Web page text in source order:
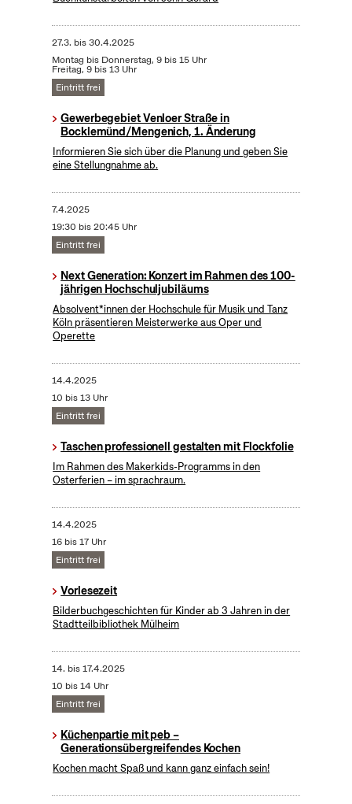
27.3. bis30.4.2025
Montag bis Donnerstag, 9 bis 15 Uhr
Freitag, 9 bis 13 Uhr
Eintritt frei
Gewerbegebiet Venloer Straße in
Bocklemünd/Mengenich, 1. Änderung
Informieren Sie sich über die Planung und geben Sie
eine Stellungnahme ab.
7.4.2025
19:30 bis 20:45 Uhr
Eintritt frei
Next Generation: Konzert im Rahmen des 100-
jährigen Hochschuljubiläums
Absolvent*innen der Hochschule für Musik und Tanz
Köln präsentieren Meisterwerke aus Oper und
Operette
14.4.2025
10 bis 13 Uhr
Eintritt frei
Taschen professionell gestalten mit Flockfolie
Im Rahmen des Makerkids-Programms in den
Osterferien – im sprachraum.
14.4.2025
16 bis 17 Uhr
Eintritt frei
Vorlesezeit
Bilderbuchgeschichten für Kinder ab 3 Jahren in der
Stadtteilbibliothek Mülheim
14. bis17.4.2025
10 bis 14 Uhr
Eintritt frei
Küchenpartie mit peb –
Generationsübergreifendes Kochen
Kochen macht Spaß und kann ganz einfach sein!